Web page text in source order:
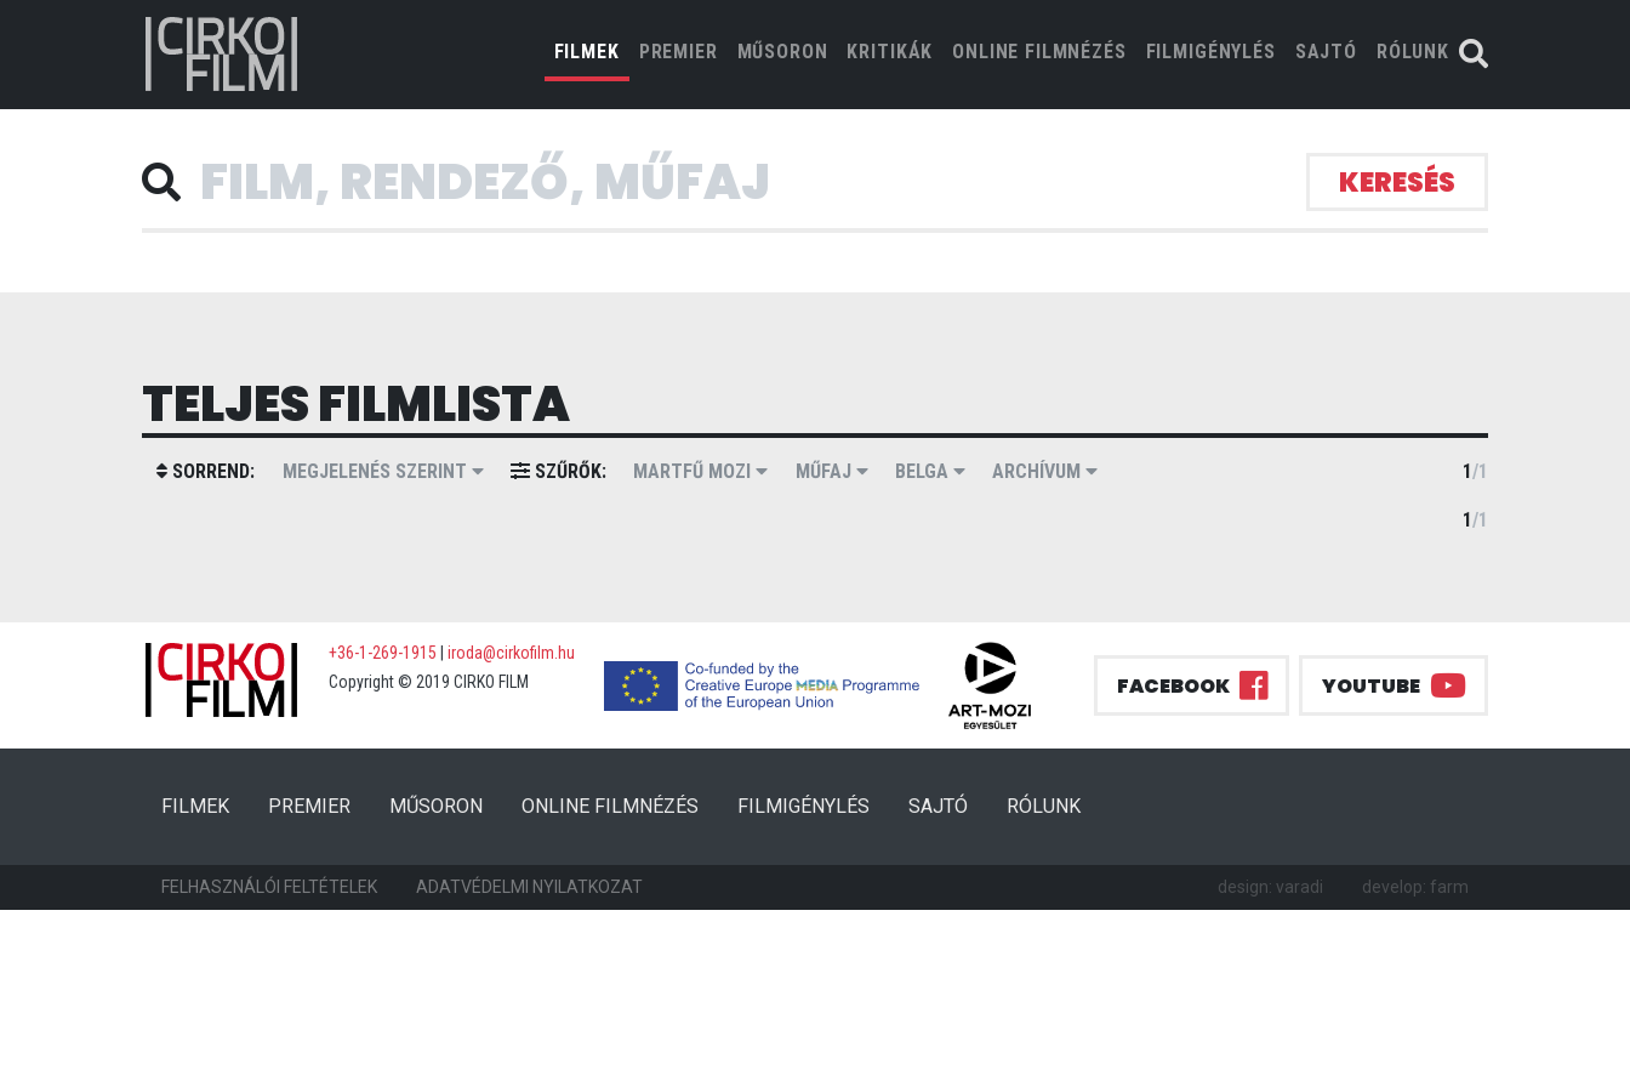
FILMEK(CURRENT)
PREMIER MŰSORON KRITIKÁK ONLINE FILMNÉZÉS FILMIGÉNYLÉS SAJTÓ RÓLUNK
KERESÉS
TELJES FILMLISTA
SORREND: MEGJELENÉS SZERINT SZŰRŐK: MARTFŰ MOZI MŰFAJ BELGA ARCHÍVUM 1/1
1/1
+36-1-269-1915
iroda@cirkofilm.hu
Copyright © 2019 CIRKO FILM
FACEBOOK YOUTUBE
FILMEK(CURRENT)
PREMIER (CURRENT)
MŰSORON ONLINE FILMNÉZÉS FILMIGÉNYLÉS SAJTÓ RÓLUNK
FELHASZNÁLÓI FELTÉTELEK ADATVÉDELMI NYILATKOZAT design: varadi develop: farm